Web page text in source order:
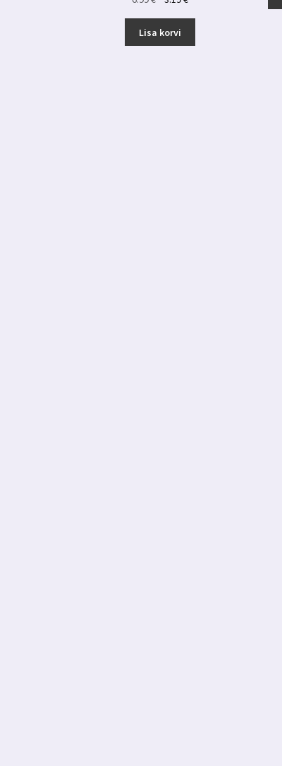
oli:
6.99 €. 3.19 €.
Lisa korvi